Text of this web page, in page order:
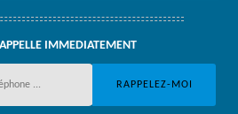
IMMEDIATEMENT